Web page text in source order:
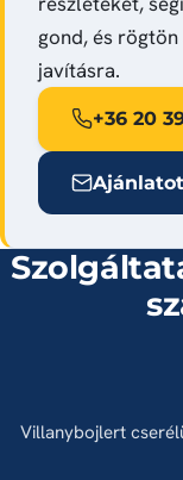
gond, és
javításra.
+36 20
Villanybojlert